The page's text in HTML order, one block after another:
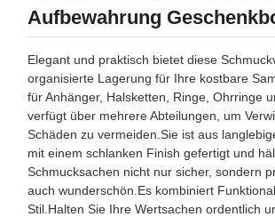
Aufbewahrung
Elegant und praktisch bietet diese
organisierte Lagerung für Ihre kostbare
für Anhänger, Halsketten, Ringe, Ohrringe
verfügt über mehrere Abteilungen, um
Schäden zu vermeiden.Sie ist aus
mit einem schlanken Finish gefertigt und
Schmucksachen nicht nur sicher, sondern
auch wunderschön.Es kombiniert
Stil.Halten Sie Ihre Wertsachen ordentlich